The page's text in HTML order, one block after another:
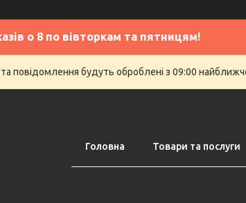
о 8 по вівторкам та пятницям!
повідомлення будуть оброблені з 09:00
Головна Товари та послуги